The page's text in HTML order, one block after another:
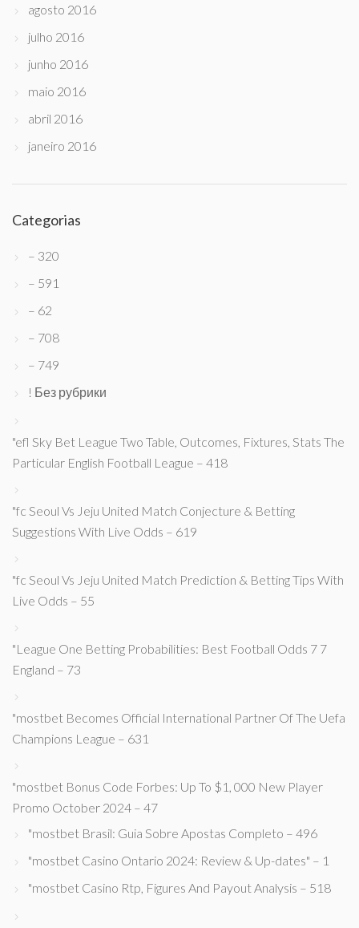
agosto 2016
julho 2016
junho 2016
maio 2016
abril 2016
janeiro 2016
Categorias
– 320
– 591
– 62
– 708
– 749
! Без рубрики
"efl Sky Bet League Two Table, Outcomes, Fixtures, Stats The
Particular English Football League – 418
"fc Seoul Vs Jeju United Match Conjecture & Betting
Suggestions With Live Odds – 619
"fc Seoul Vs Jeju United Match Prediction & Betting Tips With
Live Odds – 55
"League One Betting Probabilities: Best Football Odds 7 7
England – 73
"mostbet Becomes Official International Partner Of The Uefa
Champions League – 631
"mostbet Bonus Code Forbes: Up To $1, 000 New Player
Promo October 2024 – 47
"mostbet Brasil: Guia Sobre Apostas Completo – 496
"mostbet Casino Ontario 2024: Review & Up-dates" – 1
"mostbet Casino Rtp, Figures And Payout Analysis – 518